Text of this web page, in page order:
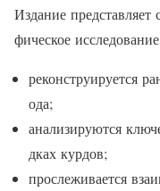
Издание представляет
фическое
реконструируется
ода;
анализируются
дках курдов;
прослеживается